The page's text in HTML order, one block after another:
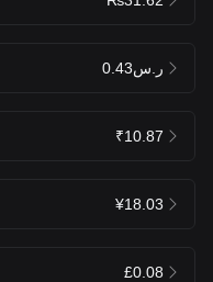
ر.س0.43
₹10.87
¥18.03
£0.08